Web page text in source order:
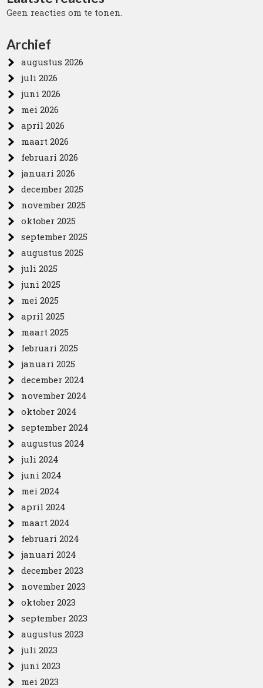
Geen reacties om te tonen.
Archief
augustus 2026
juli 2026
juni 2026
mei 2026
april 2026
maart 2026
februari 2026
januari 2026
december 2025
november 2025
oktober 2025
september 2025
augustus 2025
juli 2025
juni 2025
mei 2025
april 2025
maart 2025
februari 2025
januari 2025
december 2024
november 2024
oktober 2024
september 2024
augustus 2024
juli 2024
juni 2024
mei 2024
april 2024
maart 2024
februari 2024
januari 2024
december 2023
november 2023
oktober 2023
september 2023
augustus 2023
juli 2023
juni 2023
mei 2023